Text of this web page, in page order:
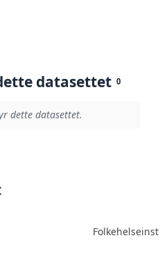
datasettet 0
dette datasettet.